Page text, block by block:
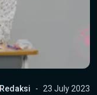
Redaksi 23 July 2023